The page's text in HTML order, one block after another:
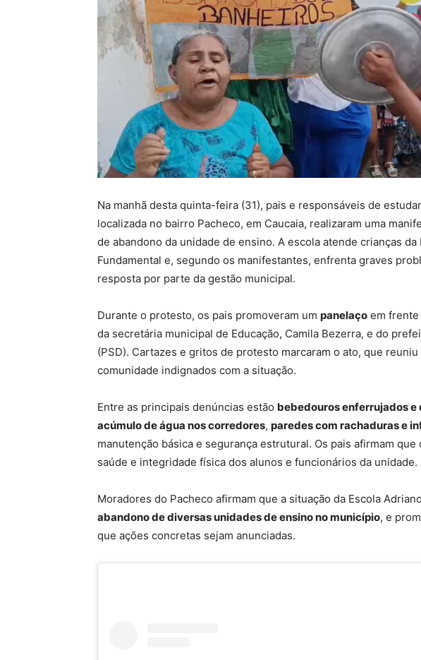
Na manhã desta quinta-feira (31), pais e responsáveis de
localizada no bairro Pacheco, em Caucaia, realizaram uma
de abandono da unidade de ensino. A escola atende crianças
Fundamental e, segundo os manifestantes, enfrenta graves
resposta por parte da gestão municipal.
Durante o protesto, os pais promoveram um panelaço em frente
da secretária municipal de Educação, Camila Bezerra, e do
(PSD). Cartazes e gritos de protesto marcaram o ato, que
comunidade indignados com a situação.
Entre as principais denúncias estão bebedouros enferrujados
acúmulo de água nos corredores, paredes com rachaduras e
manutenção básica e segurança estrutural. Os pais afirmam
saúde e integridade física dos alunos e funcionários da unidade.
Moradores do Pacheco afirmam que a situação da Escola
abandono de diversas unidades de ensino no município, e
que ações concretas sejam anunciadas.